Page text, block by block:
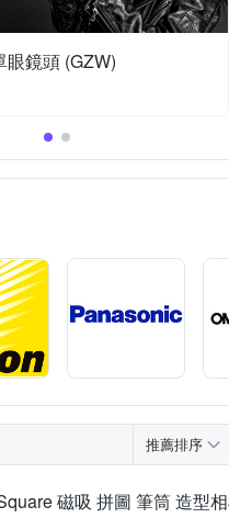
鏡頭 (GZW)
推薦排序
磁吸 拼圖 筆筒 造型